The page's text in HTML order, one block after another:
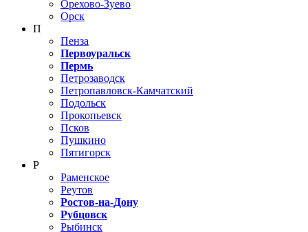
Орехово-Зуево
Орск
П
Пенза
Первоуральск
Пермь
Петрозаводск
Петропавловск-Камчатский
Подольск
Прокопьевск
Псков
Пушкино
Пятигорск
Р
Раменское
Реутов
Ростов-на-Дону
Рубцовск
Рыбинск